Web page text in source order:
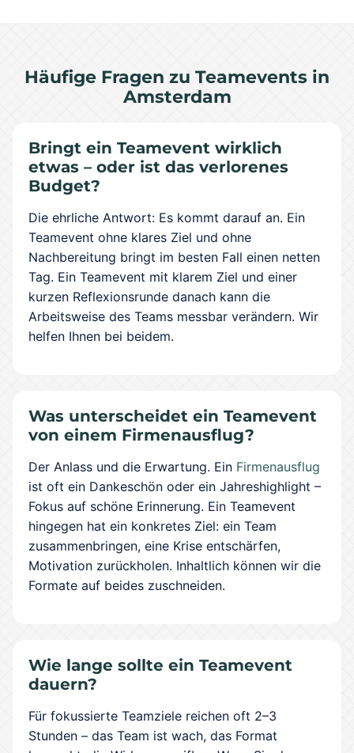
Häufige Fragen zu Teamevents in
Amsterdam
Bringt ein Teamevent wirklich
etwas – oder ist das verlorenes
Budget?
Die ehrliche Antwort: Es kommt darauf an. Ein
Teamevent ohne klares Ziel und ohne
Nachbereitung bringt im besten Fall einen netten
Tag. Ein Teamevent mit klarem Ziel und einer
kurzen Reflexionsrunde danach kann die
Arbeitsweise des Teams messbar verändern. Wir
helfen Ihnen bei beidem.
Was unterscheidet ein Teamevent
von einem Firmenausflug?
Der Anlass und die Erwartung. Ein Firmenausflug
ist oft ein Dankeschön oder ein Jahreshighlight –
Fokus auf schöne Erinnerung. Ein Teamevent
hingegen hat ein konkretes Ziel: ein Team
zusammenbringen, eine Krise entschärfen,
Motivation zurückholen. Inhaltlich können wir die
Formate auf beides zuschneiden.
Wie lange sollte ein Teamevent
dauern?
Für fokussierte Teamziele reichen oft 2–3
Stunden – das Team ist wach, das Format